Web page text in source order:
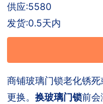
供应:5580
发货:0.5天内
商铺玻璃门锁老化锈
更换。 换玻璃门锁前会